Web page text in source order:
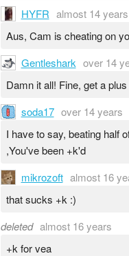
HYFR almost 14 years
Aus, Cam is cheating on
Gentleshark over 14
Damn it all! Fine, get a
soda17 over 14 years
I have to say, beating half
,You've been +k'd
mikrozoft almost 16
that sucks +k :)
deleted almost 16 years
+k for vea